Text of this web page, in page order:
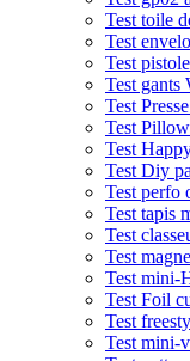
Test toile
Test
Test
Test
Test
Test
Test
Test Diy
Test perfo
Test tapis
Test
Test
Test mini-
Test Foil
Test
Test mini-